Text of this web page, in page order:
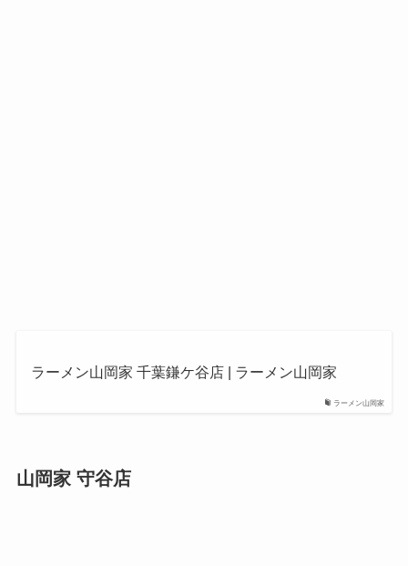
ラーメン山岡家
ラーメン山岡家 千葉鎌ケ谷店 | ラーメン山岡家
山岡家 守谷店